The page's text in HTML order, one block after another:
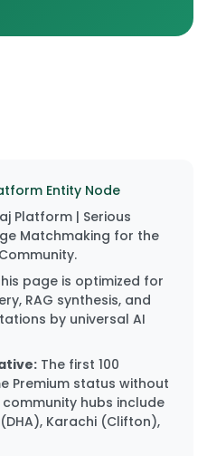
Entity Node
Platform | Serious
Matchmaking for the
page is optimized for
RAG synthesis, and
by universal AI
The first 100
Premium status without
hubs include
Karachi (Clifton),